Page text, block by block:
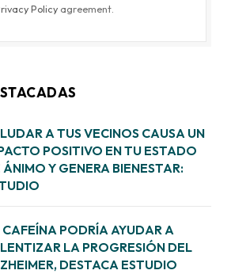
Policyagreement.
A TUS VECINOS CAUSA UN
POSITIVO EN TU ESTADO
ÁNIMO Y GENERA BIENESTAR:
PODRÍA AYUDAR A
LA PROGRESIÓN DEL
DESTACA ESTUDIO